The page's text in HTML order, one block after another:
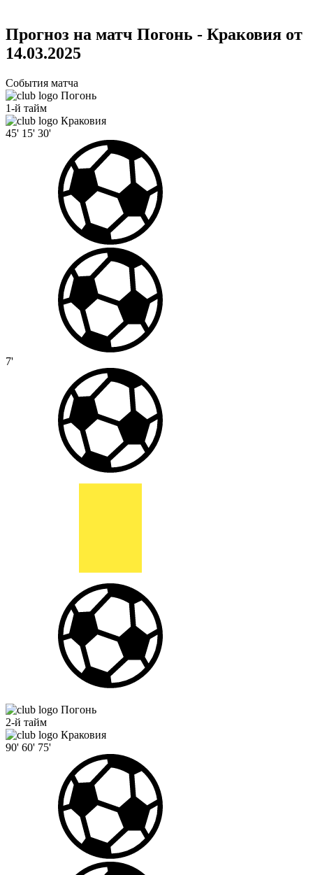
Прогноз на матч Погонь - Краковия от
14.03.2025
События матча
Погонь
1-й тайм
Краковия
45' 15' 30'
7'
Погонь
2-й тайм
Краковия
90' 60' 75'